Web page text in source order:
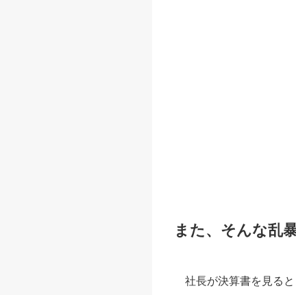
また、そんな乱
社長が決算書を見る